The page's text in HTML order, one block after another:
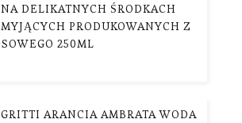
NA DELIKATNYCH ŚRODKACH
MYJĄCYCH PRODUKOWANYCH Z
250ML
GRITTI ARANCIA AMBRATA WODA